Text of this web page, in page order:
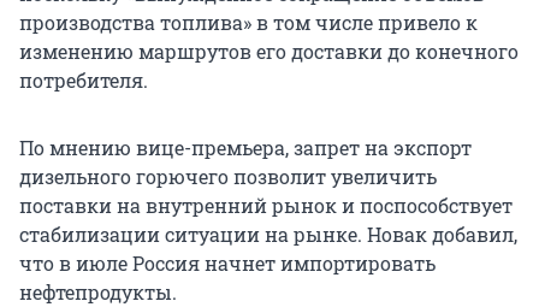
производства топлива» в том числе привело к
изменению маршрутов его доставки до конечного
потребителя.
По мнению вице-премьера, запрет на экспорт
дизельного горючего позволит увеличить
поставки на внутренний рынок и поспособствует
стабилизации ситуации на рынке. Новак добавил,
что в июле Россия начнет импортировать
нефтепродукты.